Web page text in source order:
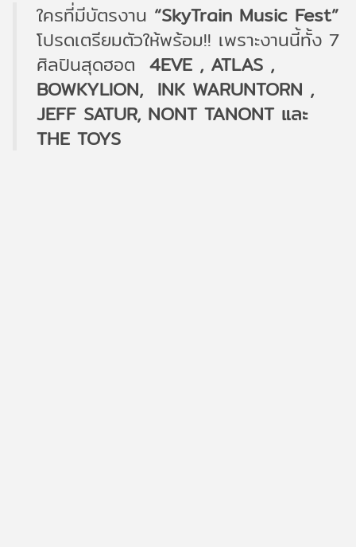
ใครที่มีบัตรงาน “SkyTrain Music Fest”
โปรดเตรียมตัวให้พร้อม!! เพราะงานนี้ทั้ง 7
ศิลปินสุดฮอต 4EVE , ATLAS ,
BOWKYLION, INK WARUNTORN ,
JEFF SATUR, NONT TANONT และ
THE TOYS